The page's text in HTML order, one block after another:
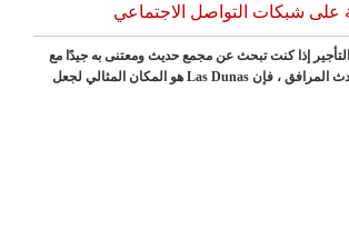
شبكات التواصل الاجتماعي
إذا كنت تبحث عن مجمع حديث ومعتنى به جيدًا مع
جو اجتماعي ودود وأحدث المرافق ، فإن Las Dunas هو المكان المثالي لجعل